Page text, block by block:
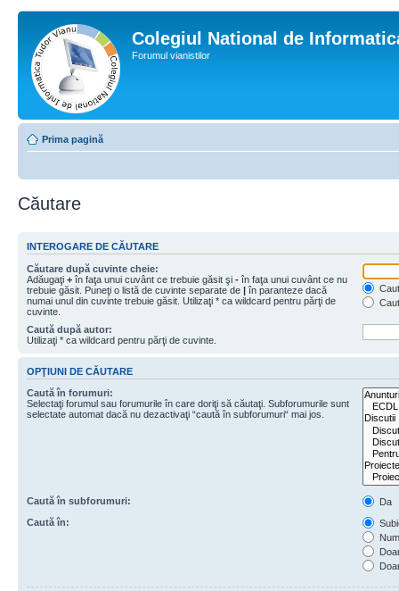
Colegiul National de
Forumul vianistilor
Prima pagină
Căutare
INTEROGARE DE CĂUTARE
Căutare după cuvinte cheie:
Adăugaţi + în faţa unui cuvânt ce trebuie găsit şi - în faţa unui cuvânt ce nu
trebuie găsit. Puneţi o listă de cuvinte separate de | în paranteze dacă
numai unul din cuvinte trebuie găsit. Utilizaţi * ca wildcard pentru părţi de
cuvinte.
Caută după autor:
Utilizaţi * ca wildcard pentru părţi de cuvinte.
OPŢIUNI DE CĂUTARE
Caută în forumuri:
Selectaţi forumul sau forumurile în care doriţi să căutaţi. Subforumurile sunt
selectate automat dacă nu dezactivaţi “caută în subforumuri“ mai jos.
Caută în subforumuri:
Da
Caută în: